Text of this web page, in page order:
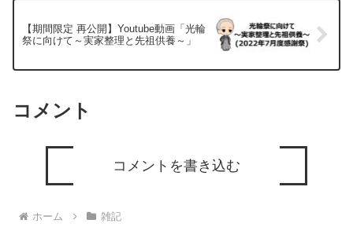
【期間限定 再公開】Youtube動画「光輪
祭に向けて～実家整理と先祖供養～」
コメント
コメントを書き込む
ホーム 雑記